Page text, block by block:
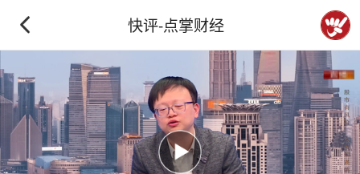
快评-点掌财经